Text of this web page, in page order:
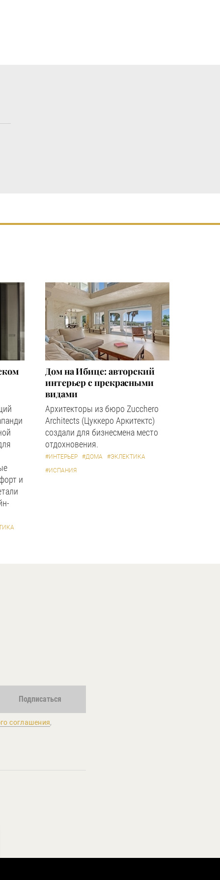
и
Дом на Ибице: авторский
интерьер с прекрасными
видами
Архитекторы из бюро Zucchero
Architects (Цуккеро Аркитектс)
создали для бизнесмена место
отдохновения.
#ИНТЕРЬЕР #ДОМА
#ЭКЛЕКТИКА
#ИСПАНИЯ
Подписаться
соглашения,